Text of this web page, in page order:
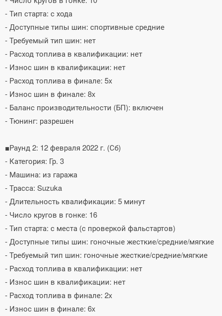
- Тип старта: с хода
- Доступные типы шин: спортивные средние
- Требуемый тип шин: нет
- Расход топлива в квалификации: нет
- Износ шин в квалификации: нет
- Расход топлива в финале: 5x
- Износ шин в финале: 8x
- Баланс производительности (БП): включен
- Тюнинг: разрешен
■Раунд 2: 12 февраля 2022 г. (Сб)
- Категория: Гр. 3
- Машина: из гаража
- Трасса: Suzuka
- Длительность квалификации: 5 минут
- Число кругов в гонке: 16
- Тип старта: с места (с проверкой фальстартов)
- Доступные типы шин: гоночные жесткие/средние/мягкие
- Требуемый тип шин: гоночные жесткие/средние/мягкие
- Расход топлива в квалификации: нет
- Износ шин в квалификации: нет
- Расход топлива в финале: 2x
- Износ шин в финале: 6x